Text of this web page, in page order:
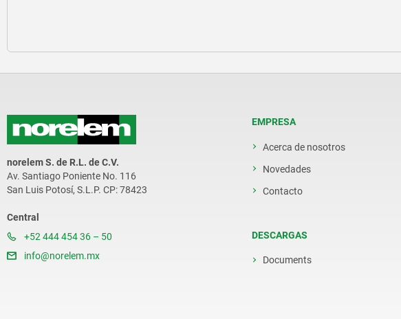
norelem S. de R.L. de C.V.
Av. Santiago Poniente No. 116
San Luis Potosí, S.L.P. CP: 78423
Central
+52 444 454 36 – 50
info@norelem.mx
EMPRESA
Acerca de nosotros
Novedades
Contacto
DESCARGAS
Documents